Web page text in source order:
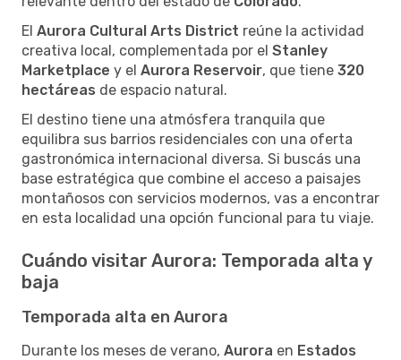
El Aurora Cultural Arts District reúne la actividad
creativa local, complementada por el Stanley
Marketplace y el Aurora Reservoir, que tiene 320
hectáreas de espacio natural.
El destino tiene una atmósfera tranquila que
equilibra sus barrios residenciales con una oferta
gastronómica internacional diversa. Si buscás una
base estratégica que combine el acceso a paisajes
montañosos con servicios modernos, vas a encontrar
en esta localidad una opción funcional para tu viaje.
Cuándo visitar Aurora: Temporada alta y
baja
Temporada alta en Aurora
Durante los meses de verano, Aurora en Estados